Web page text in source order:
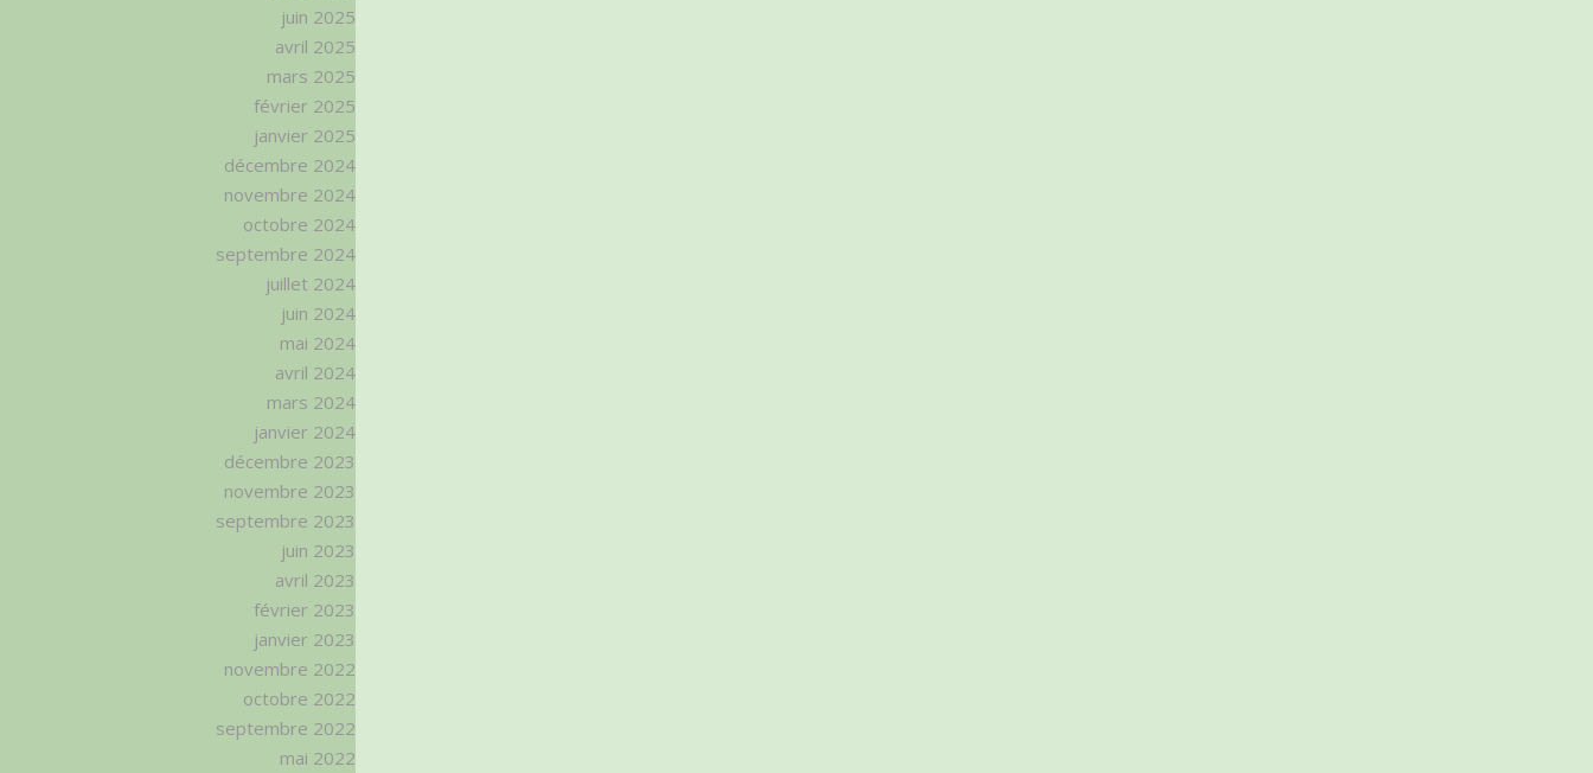
juin 2025
avril 2025
mars 2025
février 2025
janvier 2025
décembre 2024
novembre 2024
octobre 2024
septembre 2024
juillet 2024
juin 2024
mai 2024
avril 2024
mars 2024
janvier 2024
décembre 2023
novembre 2023
septembre 2023
juin 2023
avril 2023
février 2023
janvier 2023
novembre 2022
octobre 2022
septembre 2022
mai 2022